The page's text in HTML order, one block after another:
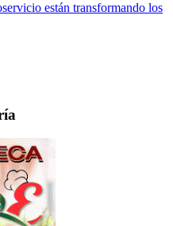
están transformando los